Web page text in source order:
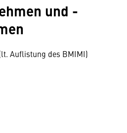
und -
Auflistung des BMIMI)